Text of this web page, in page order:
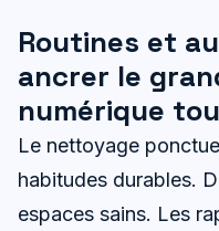
Routines et
ancrer le
numérique
Le nettoyage
habitudes durables.
espaces sains. Les